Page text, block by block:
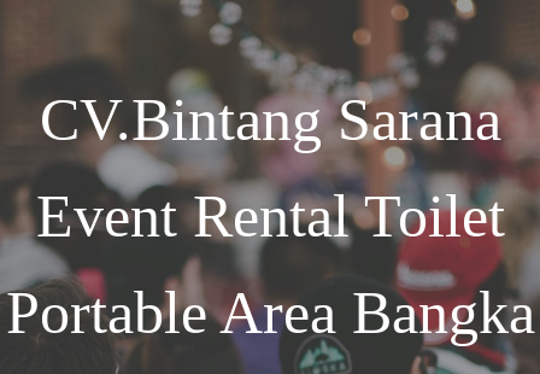
CV.Bintang Sarana
EventRental Toilet
Portable Area Bangka